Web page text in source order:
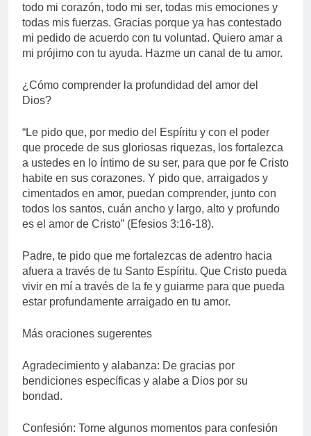
todo mi corazón, todo mi ser, todas mis emociones y
todas mis fuerzas. Gracias porque ya has contestado
mi pedido de acuerdo con tu voluntad. Quiero amar a
mi prójimo con tu ayuda. Hazme un canal de tu amor.
¿Cómo comprender la profundidad del amor del
Dios?
“Le pido que, por medio del Espíritu y con el poder
que procede de sus gloriosas riquezas, los fortalezca
a ustedes en lo íntimo de su ser, para que por fe Cristo
habite en sus corazones. Y pido que, arraigados y
cimentados en amor, puedan comprender, junto con
todos los santos, cuán ancho y largo, alto y profundo
es el amor de Cristo” (Efesios 3:16-18).
Padre, te pido que me fortalezcas de adentro hacia
afuera a través de tu Santo Espíritu. Que Cristo pueda
vivir en mí a través de la fe y guiarme para que pueda
estar profundamente arraigado en tu amor.
Más oraciones sugerentes
Agradecimiento y alabanza: De gracias por
bendiciones específicas y alabe a Dios por su
bondad.
Confesión: Tome algunos momentos para confesión